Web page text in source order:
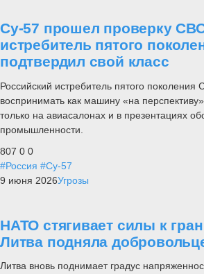
Су-57 прошел проверку
истребитель пятого
подтвердил свой класс
Российский истребитель пятого поколения
воспринимать как машину «на
только на авиасалонах и в презентациях
промышленности.
807 0 0
#Россия #Су-57
9 июня 2026Угрозы
НАТО стягивает силы к
Литва подняла
Литва вновь поднимает градус